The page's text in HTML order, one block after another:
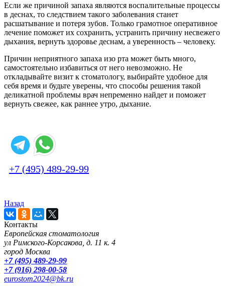
Если же причиной запаха являются воспалительные процессы
в деснах, то следствием такого заболевания станет
расшатывание и потеря зубов. Только грамотное оперативное
лечение поможет их сохранить, устранить причину несвежего
дыхания, вернуть здоровье деснам, а уверенность – человеку.
Причин неприятного запаха изо рта может быть много,
самостоятельно избавиться от него невозможно. Не
откладывайте визит к стоматологу, выбирайте удобное для
себя время и будьте уверены, что способы решения такой
деликатной проблемы врач непременно найдет и поможет
вернуть свежее, как раннее утро, дыхание.
+7 (495) 489-29-99
Назад
Контакты
Европейская стоматология
ул Римского-Корсакова, д. 11 к. 4
город Москва
+7 (495) 489-29-99
+7 (916) 298-00-58
eurostom2024@bk.ru